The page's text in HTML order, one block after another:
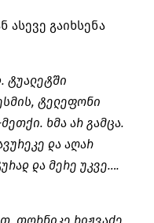
გაიხსენა
ტუალეტში
ტელეფონი
. ხმა არ გამცა.
და აღარ
და მერე უკვე….
თორნიკე რიჟვაძე